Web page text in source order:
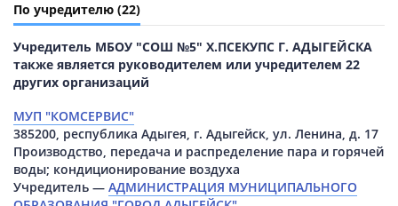
По учредителю (22)
Учредитель МБОУ "СОШ №5" Х.ПСЕКУПС Г. АДЫГЕЙСКА
также является руководителем или учредителем 22
других организаций
МУП "КОМСЕРВИС"
385200, республика Адыгея, г. Адыгейск, ул. Ленина, д. 17
Производство, передача и распределение пара и горячей
воды; кондиционирование воздуха
Учредитель — АДМИНИСТРАЦИЯ МУНИЦИПАЛЬНОГО